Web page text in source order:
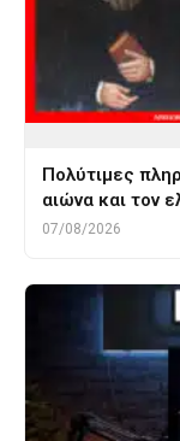
Πολύτιμες
αιώνα και τον
07/08/2026